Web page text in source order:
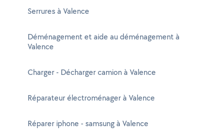
Serrures à Valence
Déménagement et aide au déménagement à
Valence
Charger - Décharger camion à Valence
Réparateur électroménager à Valence
Réparer iphone - samsung à Valence